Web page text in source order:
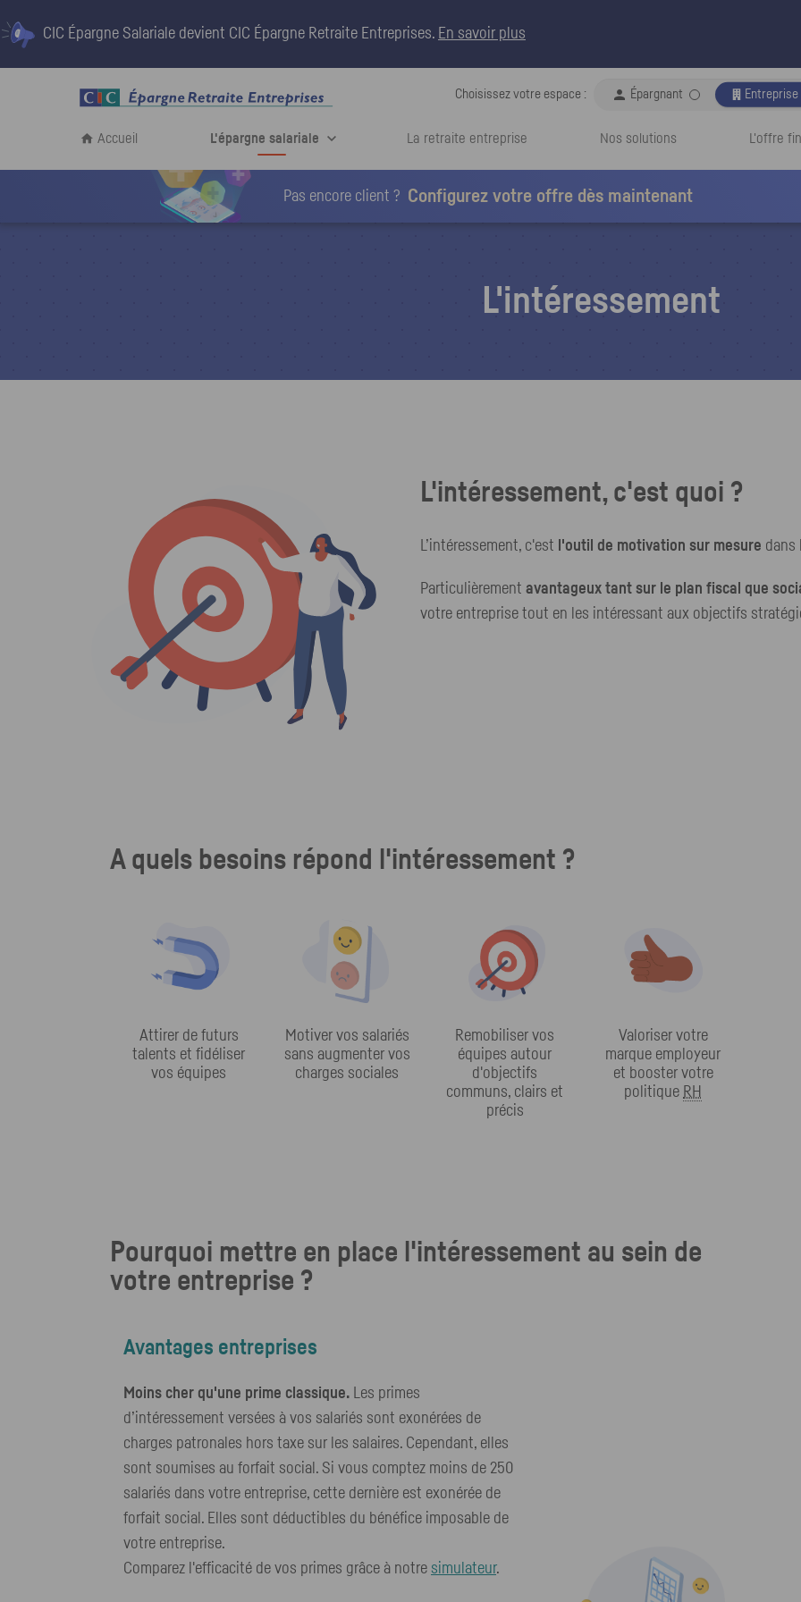
CIC Épargne Salariale devient CIC Épargne Retraite Entreprises. En savoir plus
Choisissez votre espace :  Épargnant Espace
Entreprise
Accueil L'épargne salariale La retraite entreprise Nos solutions L'offre
Pas encore client ? Configurez votre offre dès maintenant
L'intéressement
L'intéressement, c'est quoi ?
L’intéressement, c'est l'outil de motivation sur mesure dans
Particulièrement avantageux tant sur le plan fiscal que
votre entreprise tout en les intéressant aux objectifs
A quels besoins répond l'intéressement ?
Attirer de futurs
talents et fidéliser
vos équipes
Motiver vos salariés
sans augmenter vos
charges sociales
Remobiliser vos
équipes autour
d'objectifs
communs, clairs et
précis
Valoriser votre
marque employeur
et booster votre
politique RH
Pourquoi mettre en place l'intéressement au sein de
votre entreprise ?
Avantages entreprises
Moins cher qu'une prime classique. Les primes
d’intéressement versées à vos salariés sont exonérées de
charges patronales hors taxe sur les salaires. Cependant, elles
sont soumises au forfait social. Si vous comptez moins de 250
salariés dans votre entreprise, cette dernière est exonérée de
forfait social. Elles sont déductibles du bénéfice imposable de
votre entreprise.
Comparez l'efficacité de vos primes grâce à notre simulateur.